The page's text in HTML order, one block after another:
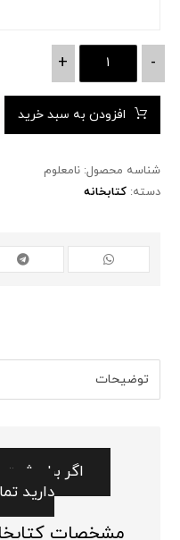
-
+
افزودن به سبد خرید
شناسه محصول:نامعلوم
دسته:کتابخانه
اگر برای
دارید
مشخصات